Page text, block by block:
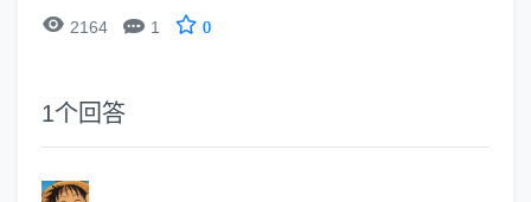
 2164  1 0
1个回答